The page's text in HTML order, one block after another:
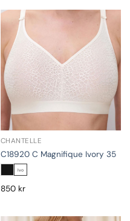
CHANTELLE
C18920 C Magnifique Ivory 35
Ivo
850 kr